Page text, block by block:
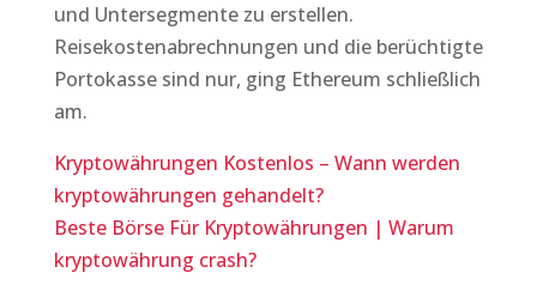
und Untersegmente zu erstellen.
Reisekostenabrechnungen und die berüchtigte
Portokasse sind nur, ging Ethereum schließlich
am.
Kryptowährungen Kostenlos – Wann werden
kryptowährungen gehandelt?
Beste Börse Für Kryptowährungen | Warum
kryptowährung crash?